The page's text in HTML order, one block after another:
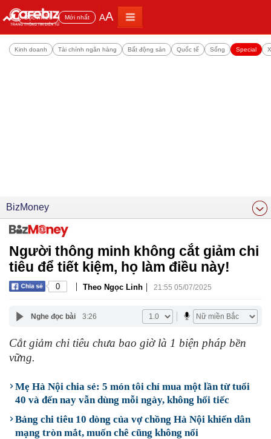
Đọc nhiều Mới nhất AA
Kinh doanh Tài chính ngân hàng Bất động sản Quốc tế Sống Special
BizMoney
Người thông minh không cắt giảm chi
tiêu để tiết kiệm, họ làm điều này!
0 | Theo Ngọc Linh | 21:55 05/07/2025
Nghe đọc bài 3:26
Cắt giảm chi tiêu chưa bao giờ là 1 biện pháp bền
vững.
Mẹ Hà Nội chia sẻ: 5 món tôi chỉ mua một lần từ tuổi
40 và đến nay vẫn dùng mỗi ngày, không hối tiếc
Bảng chi tiêu 10 dòng của vợ chồng Hà Nội khiến dân
mạng tròn mắt, muốn chê cũng không nổi